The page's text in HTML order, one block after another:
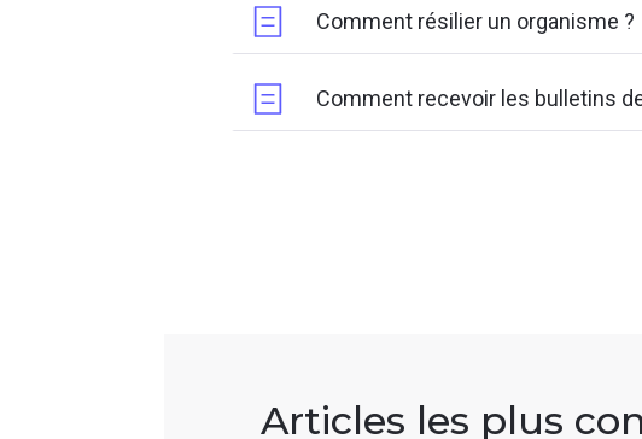
Comment résilier un organisme ?
Comment recevoir les bulletins
Articles les plus